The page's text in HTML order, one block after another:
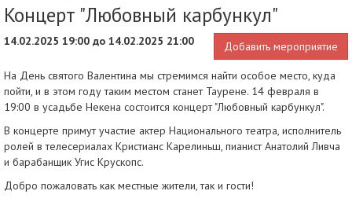
Концерт "Любовный карбункул"
14.02.2025 19:00 до 14.02.2025 21:00 Добавить мероприятие
На День святого Валентина мы стремимся найти особое место, куда
пойти, и в этом году таким местом станет Таурене. 14 февраля в
19:00 в усадьбе Некена состоится концерт "Любовный карбункул".
В концерте примут участие актер Национального театра, исполнитель
ролей в телесериалах Кристианс Карелиньш, пианист Анатолий Ливча
и барабанщик Угис Крускопс.
Добро пожаловать как местные жители, так и гости!